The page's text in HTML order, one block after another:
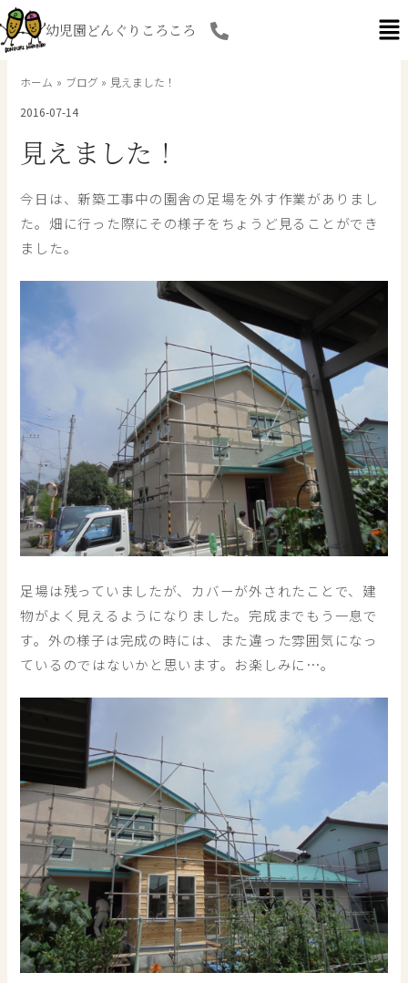
内
容
を
幼児園どんぐりころころ
ホーム ブログ
見えました！
2016-07-14
見えました！
今日は、新築工事中の園舎の足場を外す作業がありまし
た。畑に行った際にその様子をちょうど見ることができ
ました。
足場は残っていましたが、カバーが外されたことで、建
物がよく見えるようになりました。完成までもう一息で
す。外の様子は完成の時には、また違った雰囲気になっ
ているのではないかと思います。お楽しみに…。